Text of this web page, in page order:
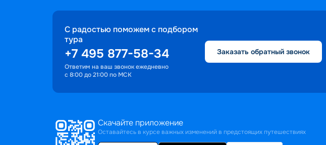
С радостью поможем с подбором
тура
+7 495 877-58-34
Ответим на ваш звонок ежедневно
с 8:00 до 21:00 по МСК
Заказать обратный звонок
Скачайте приложение
Оставайтесь в курсе важных изменений в предстоящих путешествиях